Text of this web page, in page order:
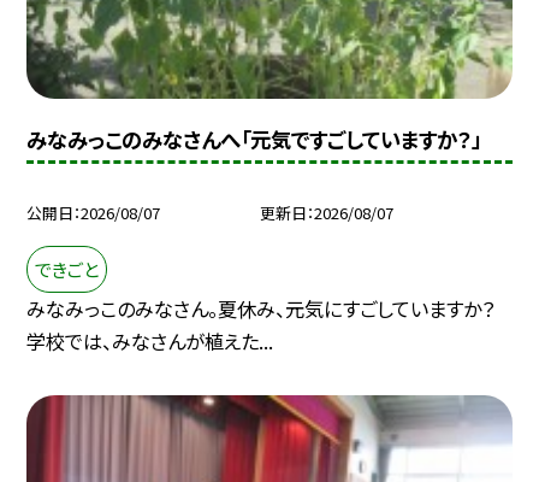
みなみっこのみなさんへ「元気ですごしていますか？」
公開日 2026/08/07 更新日 2026/08/07
できごと
みなみっこのみなさん。夏休み、元気にすごしていますか？
学校では、みなさんが植えた...